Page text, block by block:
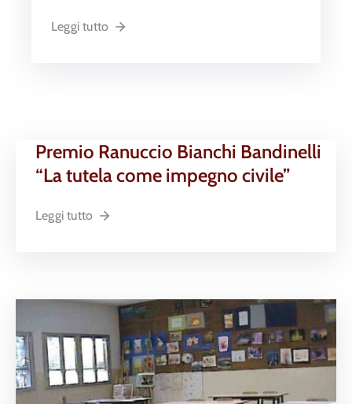
Leggi tutto
Premio Ranuccio Bianchi Bandinelli
“La tutela come impegno civile”
Leggi tutto